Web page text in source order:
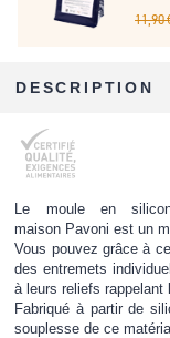
11,90
DESCRIPTION
Le moule en
maison Pavoni est un
Vous pouvez grâce à
des entremets
à leurs reliefs rappelant
Fabriqué à partir de
souplesse de ce